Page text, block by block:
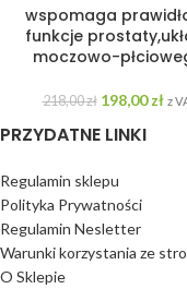
wspomaga
funkcje
moczowo-
218,00zł 198,00zł z
PRZYDATNE LINKI
Regulamin sklepu
Polityka Prywatności
Regulamin Nesletter
Warunki korzystania ze
O Sklepie